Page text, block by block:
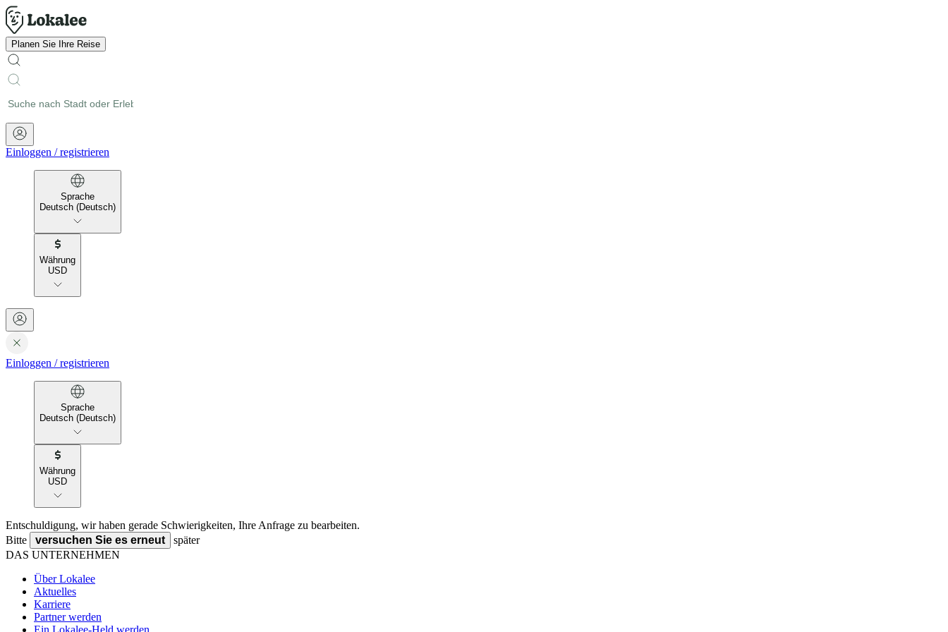
Planen Sie Ihre Reise
Einloggen /registrieren
Sprache
Deutsch (Deutsch)
Währung
USD
Einloggen /registrieren
Sprache
Deutsch (Deutsch)
Währung
USD
Entschuldigung, wir haben gerade Schwierigkeiten, Ihre Anfrage zu bearbeiten.
Bitte
versuchen Sie es erneut
später
DAS UNTERNEHMEN
Über Lokalee
Aktuelles
Karriere
Partner werden
Ein Lokalee-Held werden